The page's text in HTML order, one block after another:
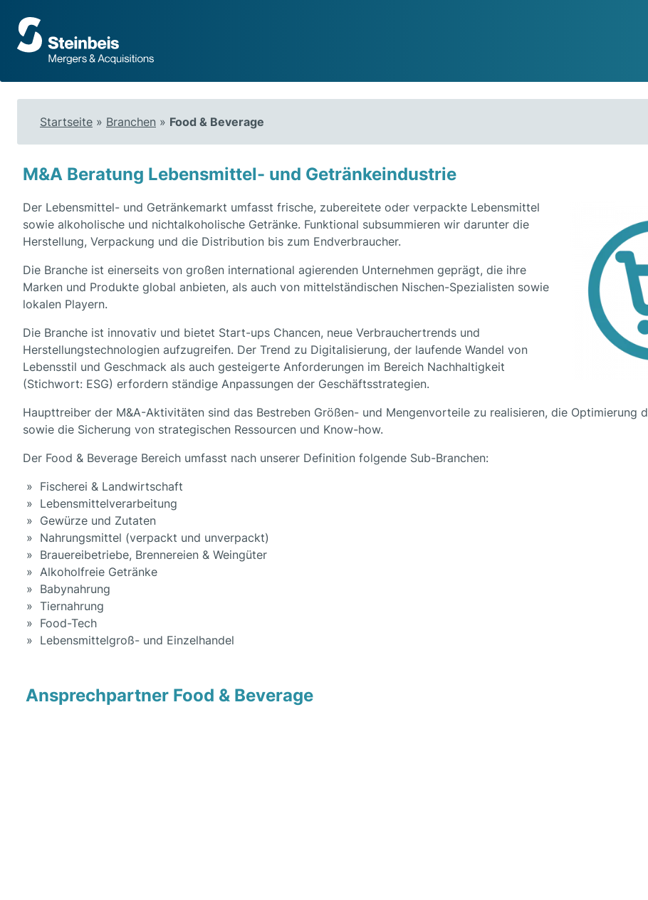
Zur
Startseite
Startseite » Branchen » Food & Beverage
M&A Beratung Lebensmittel- und Getränkeindustrie
Der Lebensmittel- und Getränkemarkt umfasst frische, zubereitete oder verpackte Lebensmittel
sowie alkoholische und nichtalkoholische Getränke. Funktional subsummieren wir darunter die
Herstellung, Verpackung und die Distribution bis zum Endverbraucher.
Die Branche ist einerseits von großen international agierenden Unternehmen geprägt, die ihre
Marken und Produkte global anbieten, als auch von mittelständischen Nischen-Spezialisten sowie
lokalen Playern.
Die Branche ist innovativ und bietet Start-ups Chancen, neue Verbrauchertrends und
Herstellungstechnologien aufzugreifen. Der Trend zu Digitalisierung, der laufende Wandel von
Lebensstil und Geschmack als auch gesteigerte Anforderungen im Bereich Nachhaltigkeit
(Stichwort: ESG) erfordern ständige Anpassungen der Geschäftsstrategien.
Haupttreiber der M&A-Aktivitäten sind das Bestreben Größen- und Mengenvorteile zu realisieren, die Optimierung
sowie die Sicherung von strategischen Ressourcen und Know-how.
Der Food & Beverage Bereich umfasst nach unserer Definition folgende Sub-Branchen:
Fischerei & Landwirtschaft
Lebensmittelverarbeitung
Gewürze und Zutaten
Nahrungsmittel (verpackt und unverpackt)
Brauereibetriebe, Brennereien & Weingüter
Alkoholfreie Getränke
Babynahrung
Tiernahrung
Food-Tech
Lebensmittelgroß- und Einzelhandel
Ansprechpartner Food & Beverage